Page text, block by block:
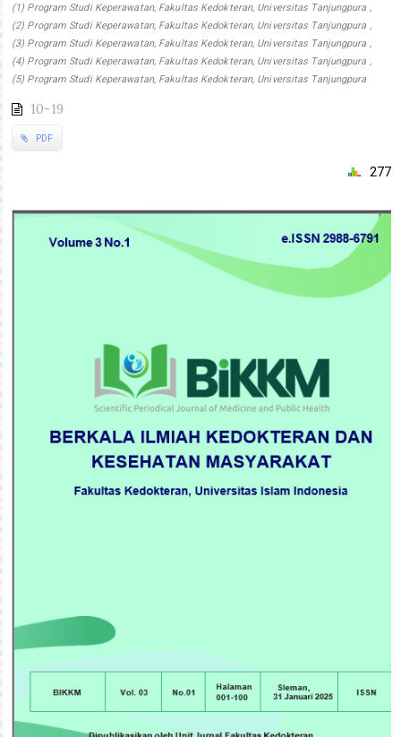
(1) Program Studi Keperawatan, Fakultas Kedokteran, Universitas Tanjungpura ,
(2) Program Studi Keperawatan, Fakultas Kedokteran, Universitas Tanjungpura ,
(3) Program Studi Keperawatan, Fakultas Kedokteran, Universitas Tanjungpura ,
(4) Program Studi Keperawatan, Fakultas Kedokteran, Universitas Tanjungpura ,
(5) Program Studi Keperawatan, Fakultas Kedokteran, Universitas Tanjungpura
10-19
PDF
277